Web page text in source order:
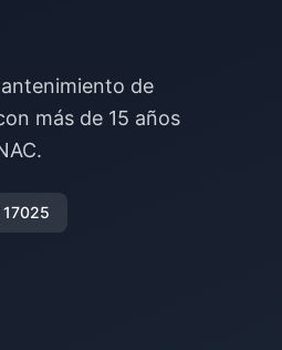
de
más de 15 años
17025